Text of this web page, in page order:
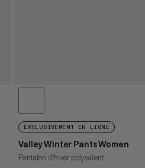
EXCLUSIVEMENT EN LIGNE
Valley Winter Pants Women
Pantalon d'hiver polyvalent